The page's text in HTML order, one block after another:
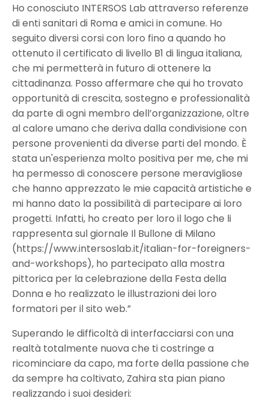
Ho conosciuto INTERSOS Lab attraverso referenze
di enti sanitari di Roma e amici in comune. Ho
seguito diversi corsi con loro fino a quando ho
ottenuto il certificato di livello B1 di lingua italiana,
che mi permetterà in futuro di ottenere la
cittadinanza. Posso affermare che qui ho trovato
opportunità di crescita, sostegno e professionalità
da parte di ogni membro dell’organizzazione, oltre
al calore umano che deriva dalla condivisione con
persone provenienti da diverse parti del mondo. È
stata un'esperienza molto positiva per me, che mi
ha permesso di conoscere persone meravigliose
che hanno apprezzato le mie capacità artistiche e
mi hanno dato la possibilità di partecipare ai loro
progetti. Infatti, ho creato per loro il logo che li
rappresenta sul giornale Il Bullone di Milano
(https://www.intersoslab.it/italian-for-foreigners-
and-workshops), ho partecipato alla mostra
pittorica per la celebrazione della Festa della
Donna e ho realizzato le illustrazioni dei loro
formatori per il sito web.”
Superando le difficoltà di interfacciarsi con una
realtà totalmente nuova che ti costringe a
ricominciare da capo, ma forte della passione che
da sempre ha coltivato, Zahira sta pian piano
realizzando i suoi desideri: